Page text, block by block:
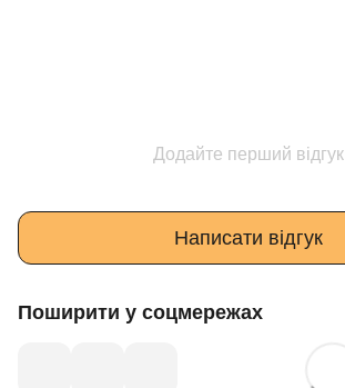
Додайте перший відгук
Написати відгук
Поширити у соцмережах